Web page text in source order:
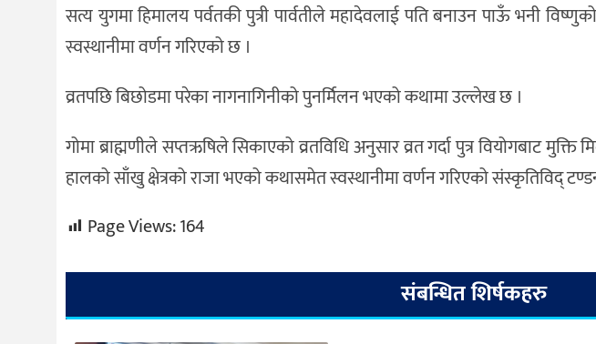
सत्य युगमा हिमालय पर्वतकी पुत्री पार्वतीले महादेवलाई पति बनाउन पाऊँ भनी
स्वस्थानीमा वर्णन गरिएको छ ।
व्रतपछि बिछोडमा परेका नागनागिनीको पुनर्मिलन भएको कथामा उल्लेख छ ।
गोमा ब्राह्मणीले सप्तऋषिले सिकाएको व्रतविधि अनुसार व्रत गर्दा पुत्र वियोगबाट
हालको साँखु क्षेत्रको राजा भएको कथासमेत स्वस्थानीमा वर्णन गरिएको संस्कृतिविद्
Page Views:164
संबन्धित शिर्षकहरु